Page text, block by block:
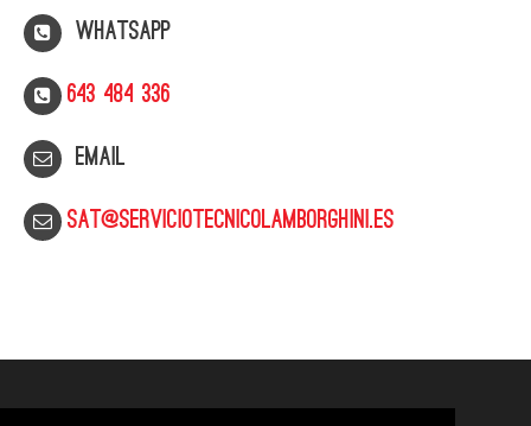
WhatsApp
643 484 336
Email
sat@serviciotecnicolamborghini.es